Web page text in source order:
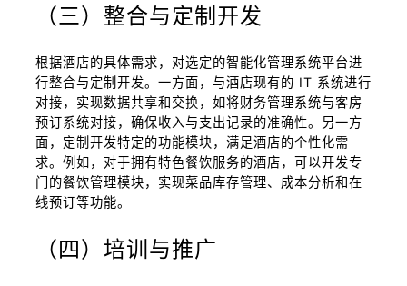
（三）整合与定制开发
根据酒店的具体需求，对选定的智能化管理系统平台进
行整合与定制开发。一方面，与酒店现有的 IT 系统进行
对接，实现数据共享和交换，如将财务管理系统与客房
预订系统对接，确保收入与支出记录的准确性。另一方
面，定制开发特定的功能模块，满足酒店的个性化需
求。例如，对于拥有特色餐饮服务的酒店，可以开发专
门的餐饮管理模块，实现菜品库存管理、成本分析和在
线预订等功能。
（四）培训与推广